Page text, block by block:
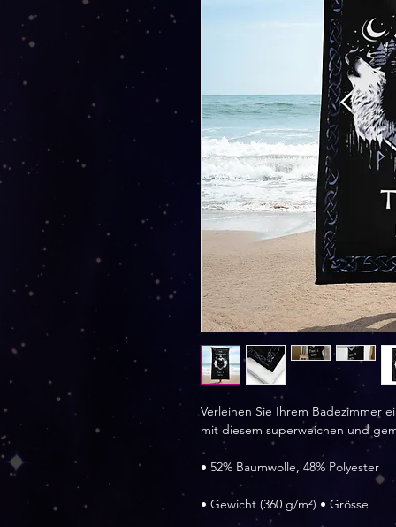
Verleihen Sie Ihrem Badezimmer
mit diesem superweichen und
• 52% Baumwolle, 48% Polyester
• Gewicht (360 g/m²) • Grösse